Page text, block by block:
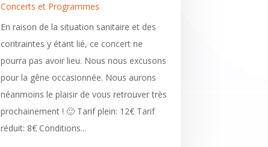
Concerts et Programmes
En raison de la situation sanitaire et des
contraintes y étant lié, ce concert ne
pourra pas avoir lieu. Nous nous excusons
pour la gêne occasionnée. Nous aurons
néanmoins le plaisir de vous retrouver très
prochainement ! 🙂 Tarif plein: 12€ Tarif
réduit: 8€ Conditions...